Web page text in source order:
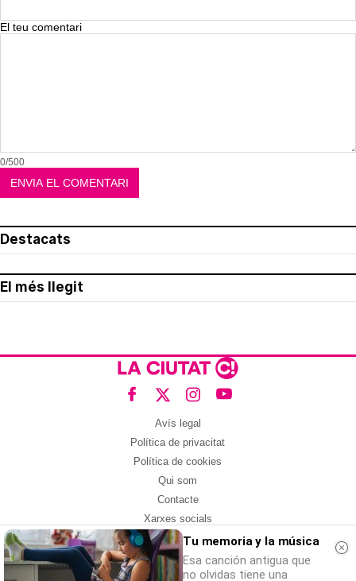
El teu comentari
0/500
Destacats
El més llegit
Avís legal
Política de privacitat
Política de cookies
Qui som
Contacte
Xarxes socials
Amb col·laboració de:Tu memoria y la música
Esa canción antigua que
no olvidas tiene una